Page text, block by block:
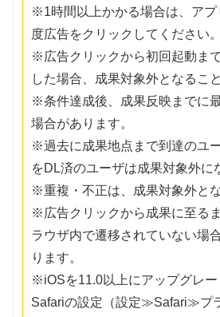
※1時間以上かかる場合は、アプ
度広告をクリックしてください。
※広告クリックから初回起動ま
した場合、成果対象外となるこ
※条件達成後、成果反映までに
場合があります。
※過去に成果地点まで到達のユ
をDL済のユーザは成果対象外に
※重複・不正は、成果対象外とな
※広告クリックから成果に至る
ラウザ内で遷移されていない場
ります。
※iOSを11.0以上にアップグレー
Safariの設定（設定≫Safari≫プ